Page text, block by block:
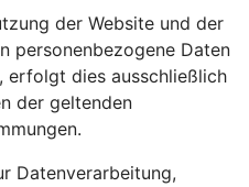
der Website und der
personenbezogene Daten
erfolgt dies ausschließlich
der geltenden
Datenverarbeitung,